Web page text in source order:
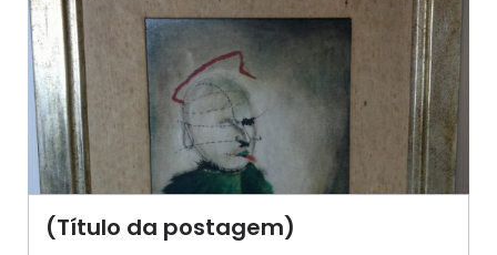
(Título da postagem)